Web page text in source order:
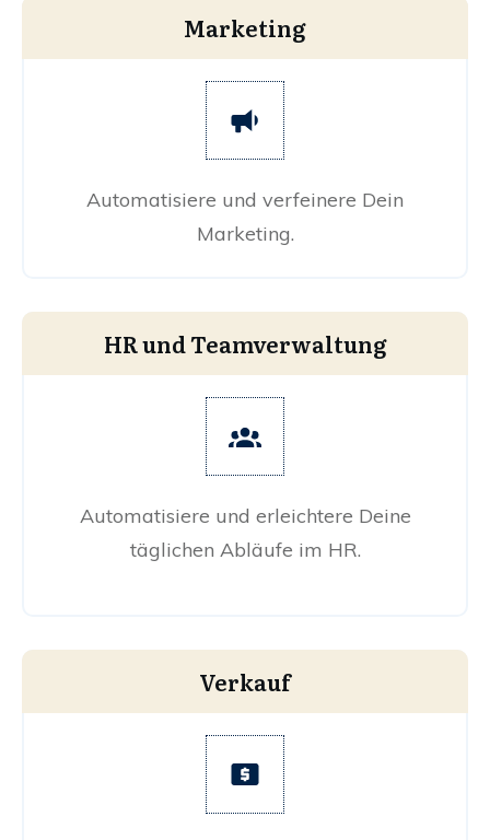
Marketing
Automatisiere und verfeinere Dein
Marketing.
HR und Teamverwaltung
Automatisiere und erleichtere Deine
täglichen Abläufe im HR.
Verkauf